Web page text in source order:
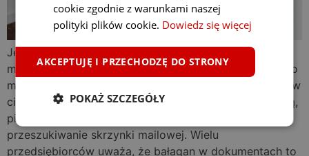
Jedna zagubiona faktura może oznaczać kilkanaście
minut szukania. Gdy problem powtarza się dość często
może oznaczać nawet kilka godzin straconego czasu w
ciągu miesiąca. Do tego dochodzi stres przed kontrolą,
pilne prośby księgowej i niekończące się
przeszukiwanie skrzynki mailowej. Wielu
przedsiębiorców uważa, że bałagan w dokumentach to
cookie zgodnie z warunkami naszej
polityki plików cookie. Dowiedz się więcej
AKCEPTUJĘ I PRZECHODZĘ DO STRONY
POKAŻ SZCZEGÓŁY